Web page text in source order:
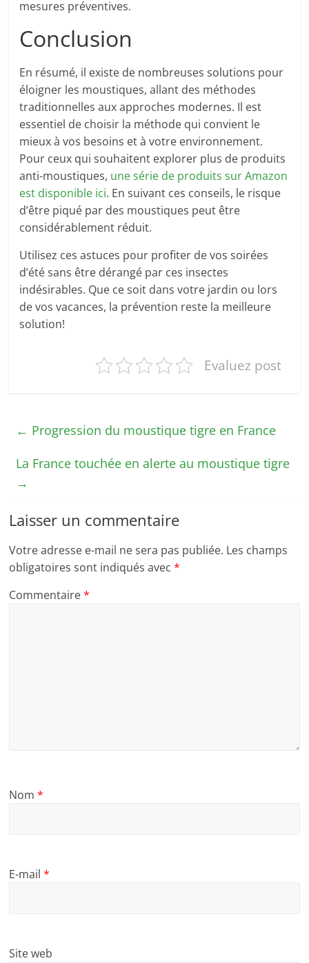
mesures préventives.
Conclusion
En résumé, il existe de nombreuses solutions pour
éloigner les moustiques, allant des méthodes
traditionnelles aux approches modernes. Il est
essentiel de choisir la méthode qui convient le
mieux à vos besoins et à votre environnement.
Pour ceux qui souhaitent explorer plus de produits
anti-moustiques, une série de produits sur Amazon
est disponible ici. En suivant ces conseils, le risque
d’être piqué par des moustiques peut être
considérablement réduit.
Utilisez ces astuces pour profiter de vos soirées
d’été sans être dérangé par ces insectes
indésirables. Que ce soit dans votre jardin ou lors
de vos vacances, la prévention reste la meilleure
solution!
Evaluez post
← Progression du moustique tigre en France
La France touchée en alerte au moustique tigre
→
Laisser un commentaire
Votre adresse e-mail ne sera pas publiée. Les champs
obligatoires sont indiqués avec*
Commentaire*
Nom*
E-mail*
Site web